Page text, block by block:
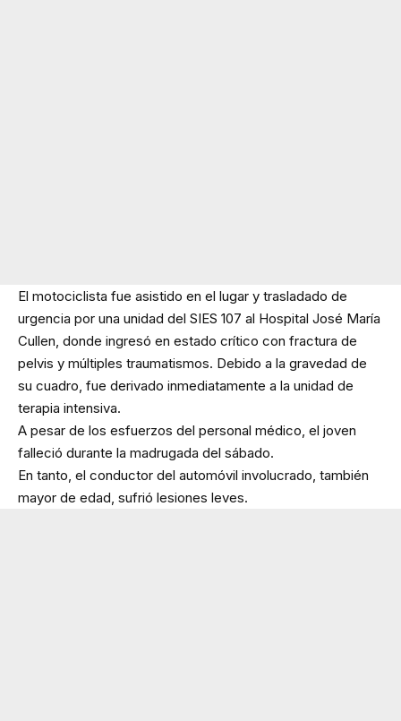
El motociclista fue asistido en el lugar y trasladado de
urgencia por una unidad del SIES 107 al Hospital José María
Cullen, donde ingresó en estado crítico con fractura de
pelvis y múltiples traumatismos. Debido a la gravedad de
su cuadro, fue derivado inmediatamente a la unidad de
terapia intensiva.
A pesar de los esfuerzos del personal médico, el joven
falleció durante la madrugada del sábado.
En tanto, el conductor del automóvil involucrado, también
mayor de edad, sufrió lesiones leves.